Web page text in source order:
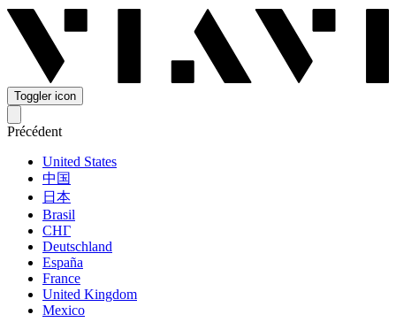
Toggler icon
Précédent
United States
中国
日本
Brasil
СНГ
Deutschland
España
France
United Kingdom
Mexico